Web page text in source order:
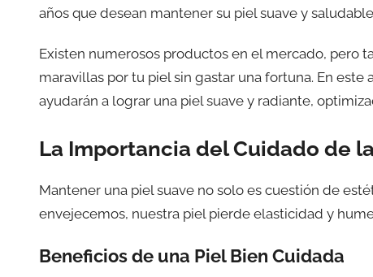
años que desean mantener su piel suave y
Existen numerosos productos en el mercado, pero
maravillas por tu piel sin gastar una fortuna. En
ayudarán a lograr una piel suave y radiante,
La Importancia del Cuidado de
Mantener una piel suave no solo es cuestión de
envejecemos, nuestra piel pierde elasticidad y
Beneficios de una Piel Bien Cuidada